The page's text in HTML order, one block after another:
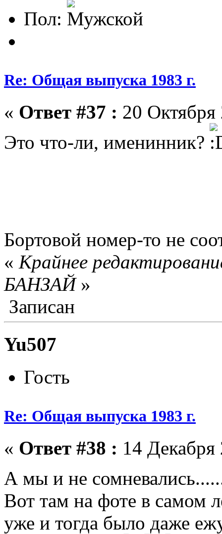
Пол:
Re: Общая выпуска 1983 г.
« Ответ #37 : 20
Это что-ли, именинник?
Бортовой номер-то не
« Крайнее
БАНЗАЙ»
Записан
Yu507
Гость
Re: Общая выпуска 1983 г.
« Ответ #38 : 14
А мы и не
Вот там на фоте в самом
уже и тогда было даже